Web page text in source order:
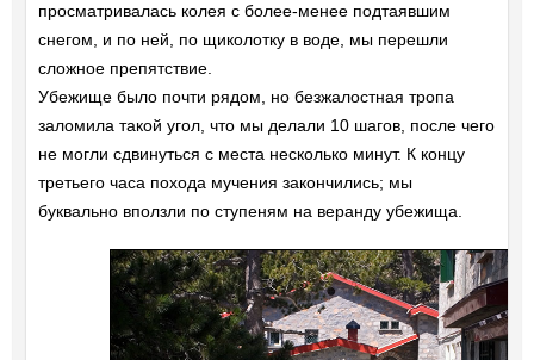
просматривалась колея с более-менее подтаявшим
снегом, и по ней, по щиколотку в воде, мы перешли
сложное препятствие.
Убежище было почти рядом, но безжалостная тропа
заломила такой угол, что мы делали 10 шагов, после чего
не могли сдвинуться с места несколько минут. К концу
третьего часа похода мучения закончились; мы
буквально вползли по ступеням на веранду убежища.